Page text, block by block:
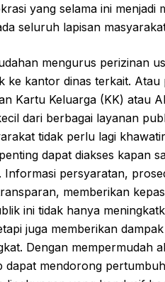
yang selama ini
seluruh lapisan
mengurus perizinan
ke kantor dinas terkait.
Kartu Keluarga (KK) atau
dari berbagai layanan
tidak perlu lagi
dapat diakses kapan
Informasi persyaratan,
memberikan
ini tidak hanya
juga memberikan
Dengan mempermudah
dapat mendorong